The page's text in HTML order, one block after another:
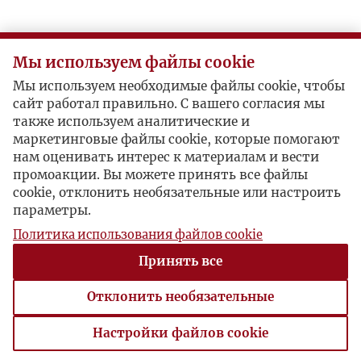
Мы используем файлы cookie
Мы используем необходимые файлы cookie, чтобы
сайт работал правильно. С вашего согласия мы
также используем аналитические и
маркетинговые файлы cookie, которые помогают
нам оценивать интерес к материалам и вести
промоакции. Вы можете принять все файлы
cookie, отклонить необязательные или настроить
параметры.
Политика использования файлов cookie
Принять все
Отклонить необязательные
Настройки файлов cookie
Настройки файлов cookie